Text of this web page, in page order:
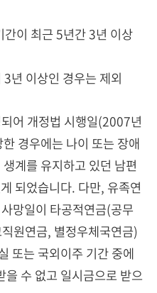
이 최근 5년간 3년 이상
년 이상인 경우는 제외
어 개정법 시행일(2007년
경우에는 나이 또는 장애
계를 유지하고 있던 남편
되었습니다. 다만, 유족연
망일이 타공적연금(공무
원연금, 별정우체국연금)
또는 국외이주 기간 중에
수 없고 일시금으로 받으